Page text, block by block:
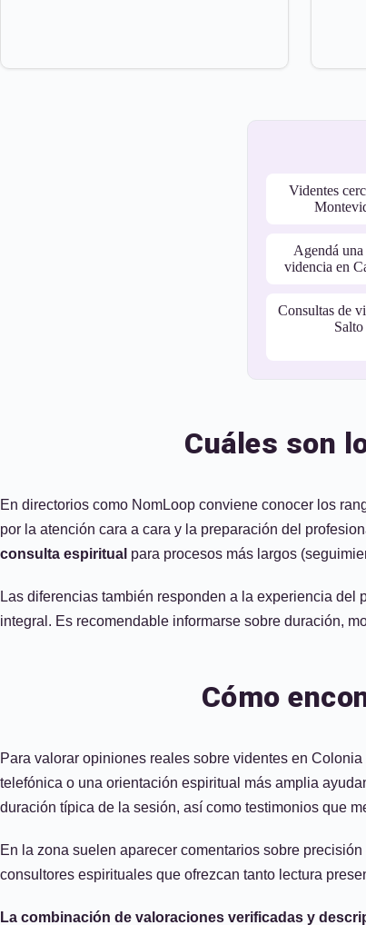
Videntes
Agendá
videncia en
Consultas de
Salto
Cuáles son
En directorios como NomLoop conviene conocer los
por la atención cara a cara y la preparación del
consulta espiritual para procesos más largos
Las diferencias también responden a la experiencia
integral. Es recomendable informarse sobre duración,
Cómo
Para valorar opiniones reales sobre videntes en
telefónica o una orientación espiritual más amplia
duración típica de la sesión, así como testimonios que
En la zona suelen aparecer comentarios sobre
consultores espirituales que ofrezcan tanto lectura
La combinación de valoraciones verificadas y